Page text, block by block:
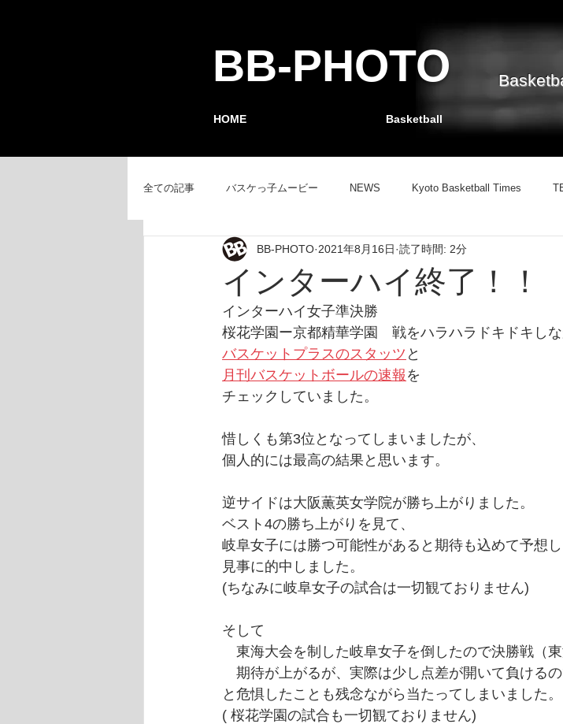
BB-PHOTO
HOME Basketball
全ての記事 バスケっ子ムービー NEWS Kyoto Basketball Times
チーム紹介 GAMEレポート TEAMレポート バスケット掲示板
インターハイ終了！！
BB-PHOTO 2021年8月16日 読了時間: 2分
インターハイ女子準決勝
桜花学園ー京都精華学園　戦をハラハラドキドキし
バスケットプラスのスタッツ と
月刊バスケットボールの速報 を
チェックしていました。
惜しくも第3位となってしまいましたが、
個人的には最高の結果と思います。
逆サイドは大阪薫英女学院が勝ち上がりました。
ベスト4の勝ち上がりを見て、
岐阜女子には勝つ可能性があると期待も込めて予想し
見事に的中しました。
(ちなみに岐阜女子の試合は一切観ておりません)
そして
東海大会を制した岐阜女子を倒したので決勝戦（
期待が上がるが、実際は少し点差が開いて負けるの
と危惧したことも残念ながら当たってしまいました。
( 桜花学園の試合も一切観ておりません)